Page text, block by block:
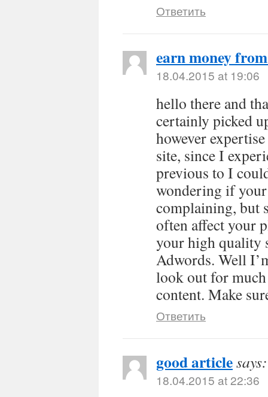
Ответить
earn money
18.04.2015 at 19:06
hello there and
certainly picked
however
site, since I
previous to I
wondering if
complaining, but
often affect your
your high quality
Adwords. Well
look out for
content. Make
Ответить
good articlesays:
18.04.2015 at 22:36